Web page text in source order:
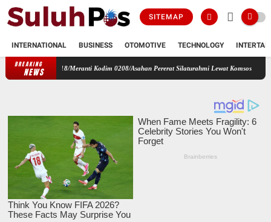
SITEMAP
INTERNATIONAL BUSINESS OTOMOTIVE TECHNOLOGY
BREAKING
NEWS
18/Meranti Kodim 0208/Asahan Pererat Silaturahmi Lewat Komsos Dengan Warga